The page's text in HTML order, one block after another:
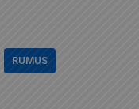
RUMUS